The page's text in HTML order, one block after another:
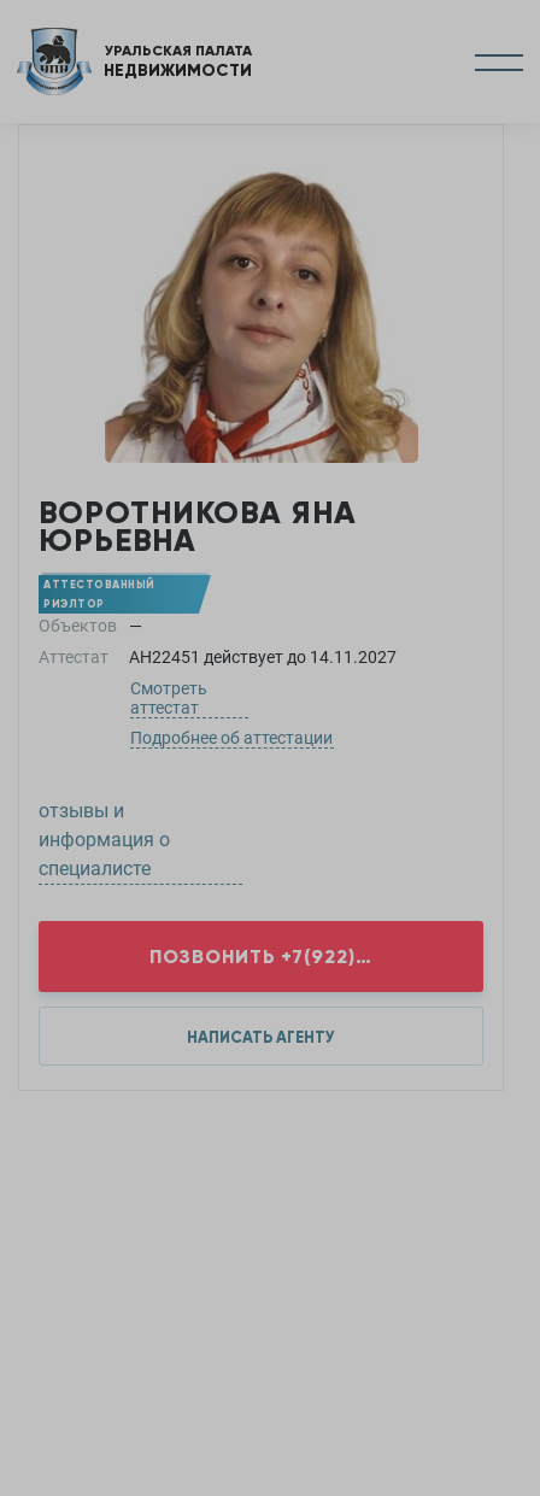
УРАЛЬСКАЯ ПАЛАТА
НЕДВИЖИМОСТИ
ВОРОТНИКОВА ЯНА
ЮРЬЕВНА
АТТЕСТОВАННЫЙ
РИЭЛТОР
Объектов
—
Аттестат
АН22451 действует до 14.11.2027
Смотреть
аттестат
Подробнее об аттестации
отзывы и
информация о
специалисте
ПОЗВОНИТЬ +7(922)2...
НАПИСАТЬ АГЕНТУ